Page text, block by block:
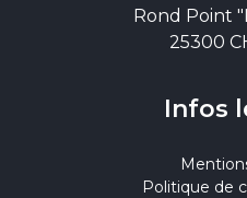
Rond Point
25300
Infos
Politique de